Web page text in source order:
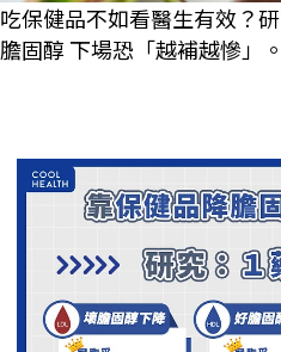
吃保健品不如看醫生有效？
膽固醇 下場恐「越補越慘